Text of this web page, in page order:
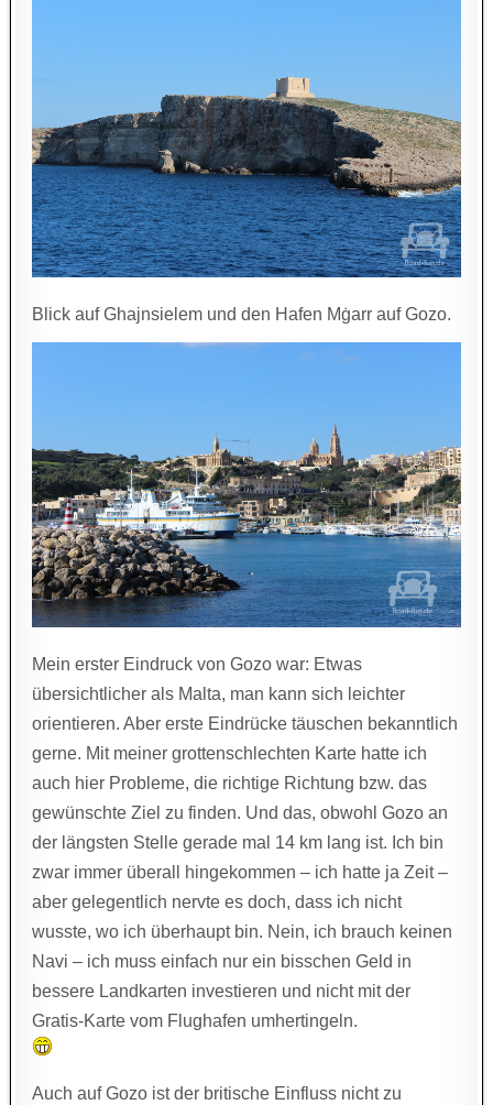
Blick auf Ghajnsielem und den Hafen Mġarr auf Gozo.
Mein erster Eindruck von Gozo war: Etwas
übersichtlicher als Malta, man kann sich leichter
orientieren. Aber erste Eindrücke täuschen bekanntlich
gerne. Mit meiner grottenschlechten Karte hatte ich
auch hier Probleme, die richtige Richtung bzw. das
gewünschte Ziel zu finden. Und das, obwohl Gozo an
der längsten Stelle gerade mal 14 km lang ist. Ich bin
zwar immer überall hingekommen – ich hatte ja Zeit –
aber gelegentlich nervte es doch, dass ich nicht
wusste, wo ich überhaupt bin. Nein, ich brauch keinen
Navi – ich muss einfach nur ein bisschen Geld in
bessere Landkarten investieren und nicht mit der
Gratis-Karte vom Flughafen umhertingeln.
Auch auf Gozo ist der britische Einfluss nicht zu